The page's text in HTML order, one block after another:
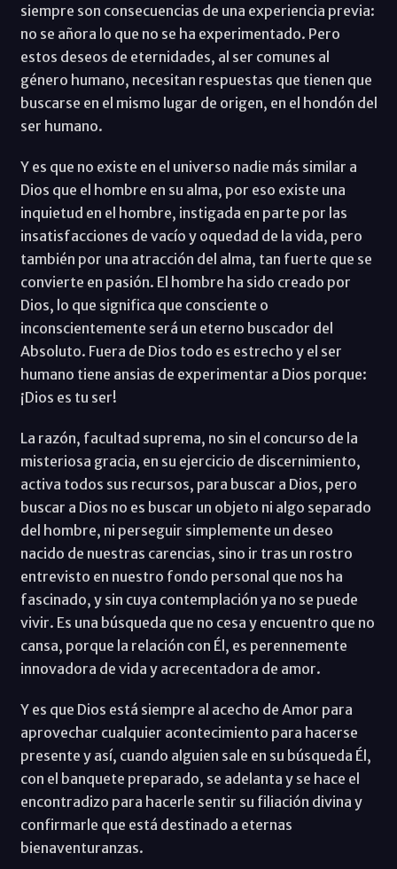
siempre son consecuencias de una experiencia previa:
no se añora lo que no se ha experimentado. Pero
estos deseos de eternidades, al ser comunes al
género humano, necesitan respuestas que tienen que
buscarse en el mismo lugar de origen, en el hondón del
ser humano.
Y es que no existe en el universo nadie más similar a
Dios que el hombre en su alma, por eso existe una
inquietud en el hombre, instigada en parte por las
insatisfacciones de vacío y oquedad de la vida, pero
también por una atracción del alma, tan fuerte que se
convierte en pasión. El hombre ha sido creado por
Dios, lo que significa que consciente o
inconscientemente será un eterno buscador del
Absoluto. Fuera de Dios todo es estrecho y el ser
humano tiene ansias de experimentar a Dios porque:
¡Dios es tu ser!
La razón, facultad suprema, no sin el concurso de la
misteriosa gracia, en su ejercicio de discernimiento,
activa todos sus recursos, para buscar a Dios, pero
buscar a Dios no es buscar un objeto ni algo separado
del hombre, ni perseguir simplemente un deseo
nacido de nuestras carencias, sino ir tras un rostro
entrevisto en nuestro fondo personal que nos ha
fascinado, y sin cuya contemplación ya no se puede
vivir. Es una búsqueda que no cesa y encuentro que no
cansa, porque la relación con Él, es perennemente
innovadora de vida y acrecentadora de amor.
Y es que Dios está siempre al acecho de Amor para
aprovechar cualquier acontecimiento para hacerse
presente y así, cuando alguien sale en su búsqueda Él,
con el banquete preparado, se adelanta y se hace el
encontradizo para hacerle sentir su filiación divina y
confirmarle que está destinado a eternas
bienaventuranzas.